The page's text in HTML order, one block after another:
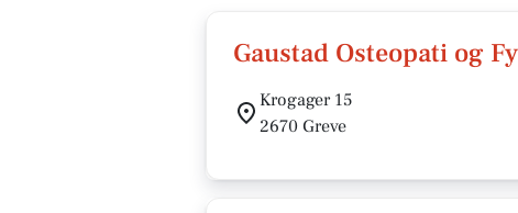
Gaustad Osteopati og
Krogager 15
2670 Greve